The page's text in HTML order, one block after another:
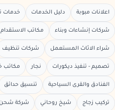
اعلانات مبوبة دليل الخدمات خدمات
شركات إنشاءات وبناء مكاتب الاستقدام
شراء الاثاث المستعمل شركات تنظيف
تصميم - تنفيذ ديكورات نجار مكاتب
الفنادق والقرى السياحية تنسيق حدائق
تركيب زجاج شيخ روحاني شركة شحن